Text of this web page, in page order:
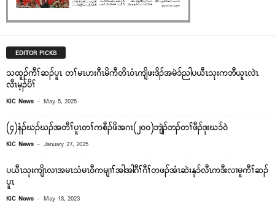
EDITOR PICKS
သထူၣ်ကီၢ်ဆၣ်ပူၤ တၢ်မၤဟးဂီၤမိကီတိၤ၀ံၤကျိဖးဒိၣ်အမဲၥ်ညါပယီၤသုးကဘီယူၤလဲၤ
လီၤမ့ၣ်ပိၢ်
KIC News - May 5, 2025
(၄)နံၣ်ဃၣ်ဃၣ်အတီၢ်ပူၤတၢ်ကစီၣ်ဖိအဂၤ(၂၀၀)ဘျဲၣ်ဘၣ်တၢ်ဖီၣ်ဒုးဃၥ်ဝဲ
KIC News - January 27, 2025
ပယီၤသုးကျိၤလၢအမၤသံမၤ၀ီကမျၢၢ်အါအါဂီၢ်ဂီၢ်တဖၣ်အံၤဆဲးနု၁်လီၤကဒီးလၢမူကီၢ်ဆၣ်
ပူၤ
KIC News - May 18, 2023